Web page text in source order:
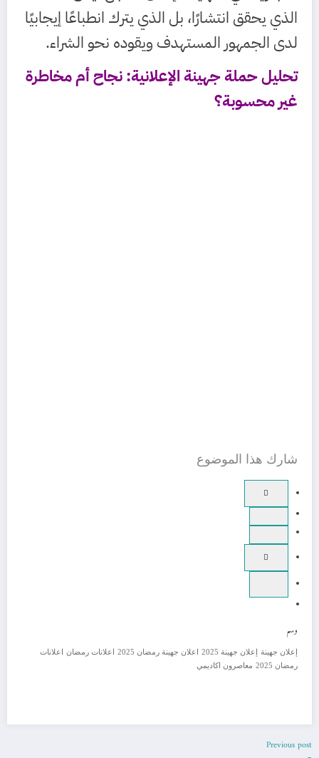
الذي يحقق انتشارًا، بل الذي يترك انطباعًا إيجابيًا
لدى الجمهور المستهدف ويقوده نحو الشراء.
تحليل حملة جهينة الإعلانية: نجاح أم مخاطرة
غير محسوبة؟
شارك هذا الموضوع
وسم
إعلان جهينة إعلان جهينة 2025 اعلان جهينة رمضان 2025 اعلانات رمضان
اعلانات
رمضان 2025
معاصرون اكاديمي
Previous post